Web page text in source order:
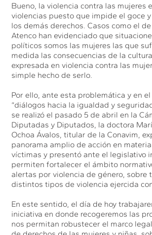
Bueno, la violencia contra las mujeres
violencias puesto que impide el goce
los demás derechos. Casos como el
Atenco han evidenciado que
políticos somos las mujeres las que
medida las consecuencias de la
expresada en violencia contra las
simple hecho de serlo.
Por ello, ante esta problemática y en
“diálogos hacia la igualdad y
se realizó el pasado 5 de abril en la
Diputadas y Diputados, la doctora
Ochoa Ávalos, titular de la Conavim,
panorama amplio de acción en
víctimas y presentó ante el legislativo
permiten fortalecer el ámbito
alertas por violencia de género, sobre
distintos tipos de violencia ejercida
En este sentido, el día de hoy
iniciativa en donde recogeremos las
nos permitan robustecer el marco